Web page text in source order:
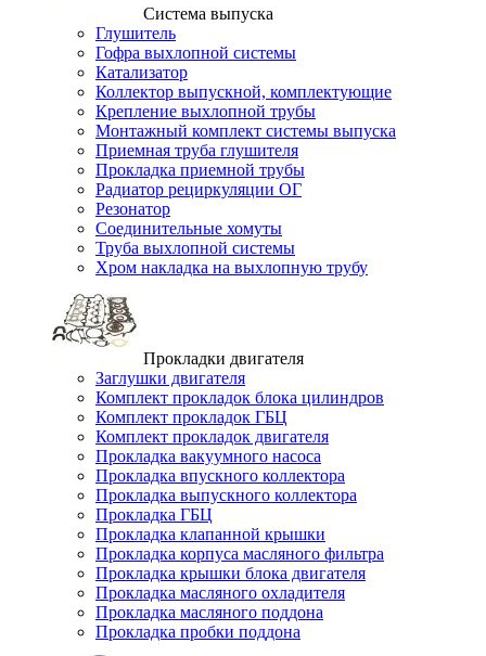
Система выпуска
Глушитель
Гофра выхлопной системы
Катализатор
Коллектор выпускной, комплектующие
Крепление выхлопной трубы
Монтажный комплект системы выпуска
Приемная труба глушителя
Прокладка приемной трубы
Радиатор рециркуляции ОГ
Резонатор
Соединительные хомуты
Труба выхлопной системы
Хром накладка на выхлопную трубу
Прокладки двигателя
Заглушки двигателя
Комплект прокладок блока цилиндров
Комплект прокладок ГБЦ
Комплект прокладок двигателя
Прокладка вакуумного насоса
Прокладка впускного коллектора
Прокладка выпускного коллектора
Прокладка ГБЦ
Прокладка клапанной крышки
Прокладка корпуса масляного фильтра
Прокладка крышки блока двигателя
Прокладка масляного охладителя
Прокладка масляного поддона
Прокладка пробки поддона